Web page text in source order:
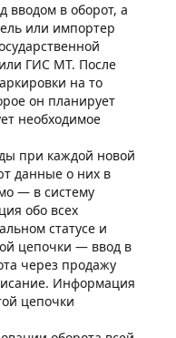
вводом в оборот, а
или импортер
ГИС МТ. После
на то
он планирует
необходимое
при каждой новой
данные о них в
— в систему
обо всех
статусе и
цепочки — ввод в
через продажу
Информация
цепочки